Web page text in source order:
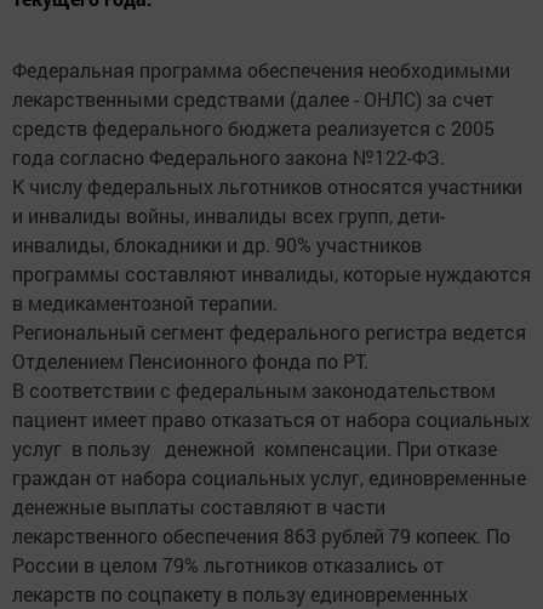
Федеральная программа обеспечения необходимыми
лекарственными средствами (далее - ОНЛС) за счет
средств федерального бюджета реализуется с 2005
года согласно Федерального закона №122-ФЗ.
К числу федеральных льготников относятся участники
и инвалиды войны, инвалиды всех групп, дети-
инвалиды, блокадники и др. 90% участников
программы составляют инвалиды, которые нуждаются
в медикаментозной терапии.
Региональный сегмент федерального регистра ведется
Отделением Пенсионного фонда по РТ.
В соответствии с федеральным законодательством
пациент имеет право отказаться от набора социальных
услуг в пользу денежной компенсации. При отказе
граждан от набора социальных услуг, единовременные
денежные выплаты составляют в части
лекарственного обеспечения 863 рублей 79 копеек. По
России в целом 79% льготников отказались от
лекарств по соцпакету в пользу единовременных